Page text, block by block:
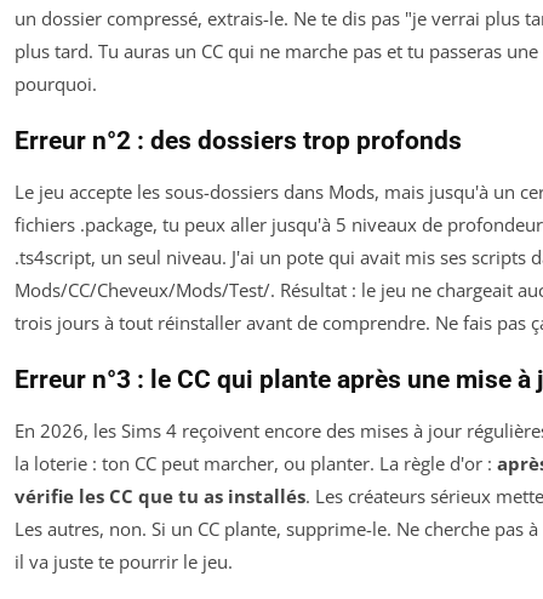
un dossier compressé, extrais-le. Ne te dis pas "je verrai plus
plus tard. Tu auras un CC qui ne marche pas et tu passeras
pourquoi.
Erreur n°2 : des dossiers trop profonds
Le jeu accepte les sous-dossiers dans Mods, mais jusqu'à un
fichiers .package, tu peux aller jusqu'à 5 niveaux de
.ts4script, un seul niveau. J'ai un pote qui avait mis ses scripts
Mods/CC/Cheveux/Mods/Test/. Résultat : le jeu ne chargeait
trois jours à tout réinstaller avant de comprendre. Ne fais pas
Erreur n°3 : le CC qui plante après une mise à
En 2026, les Sims 4 reçoivent encore des mises à jour
la loterie : ton CC peut marcher, ou planter. La règle d'or :
vérifie les CC que tu as installés. Les créateurs sérieux
Les autres, non. Si un CC plante, supprime-le. Ne cherche pas
il va juste te pourrir le jeu.